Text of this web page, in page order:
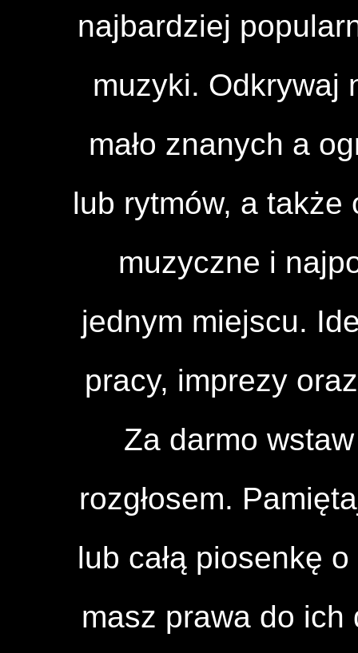
najbardziej
muzyki. Odkrywaj
mało znanych a
lub rytmów, a także
muzyczne i
jednym miejscu.
pracy, imprezy
Za darmo
rozgłosem.
lub całą piosenkę
masz prawa do